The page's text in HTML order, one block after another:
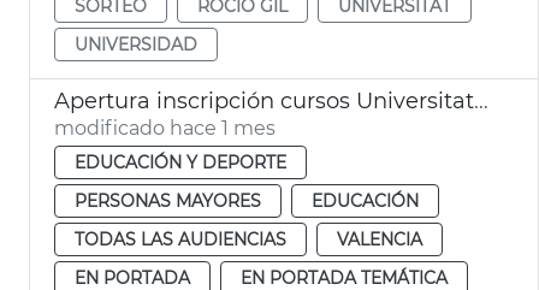
SORTEO
ROCÍO GIL
UNIVERSITAT
UNIVERSIDAD
Apertura inscripción cursos Universitat Popular València
modificado hace 1 mes
EDUCACIÓN Y DEPORTE
PERSONAS MAYORES
EDUCACIÓN
TODAS LAS AUDIENCIAS
VALENCIA
EN PORTADA
EN PORTADA TEMÁTICA